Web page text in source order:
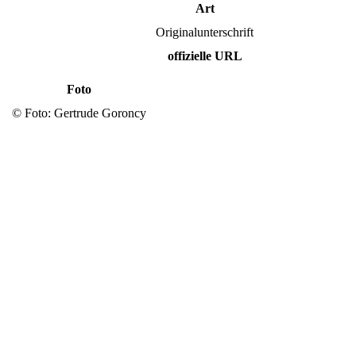
Art
Originalunterschrift
offizielle URL
Foto
© Foto: Gertrude Goroncy